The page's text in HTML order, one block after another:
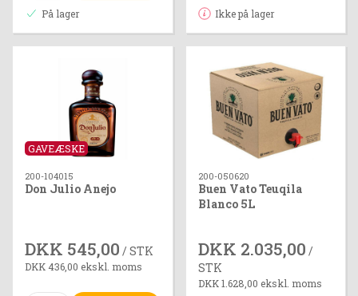
På lager Ikke på lager
GAVEÆSKE
200-104015
Don Julio Anejo
DKK 545,00 / STK
DKK 436,00 ekskl. moms
200-050620
Buen Vato Teuqila
Blanco 5L
DKK 2.035,00 /
STK
DKK 1.628,00 ekskl. moms